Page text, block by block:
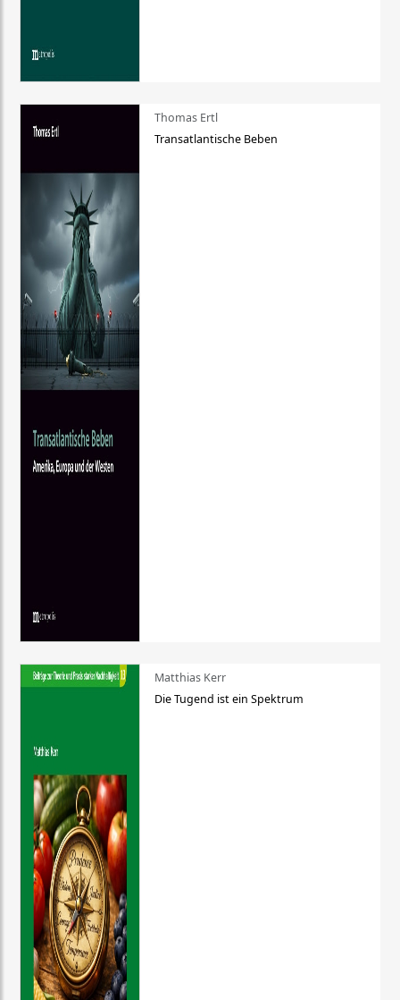
Thomas Ertl
Transatlantische Beben
Matthias Kerr
Die Tugend ist ein Spektrum